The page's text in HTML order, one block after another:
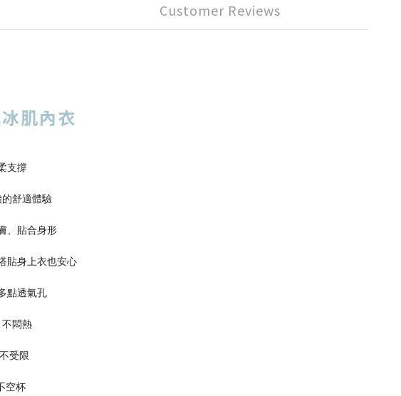
Customer Reviews
肌內衣
支撐
舒適體驗
、貼合身形
貼身上衣也安心
點透氣孔
悶熱
受限
空杯